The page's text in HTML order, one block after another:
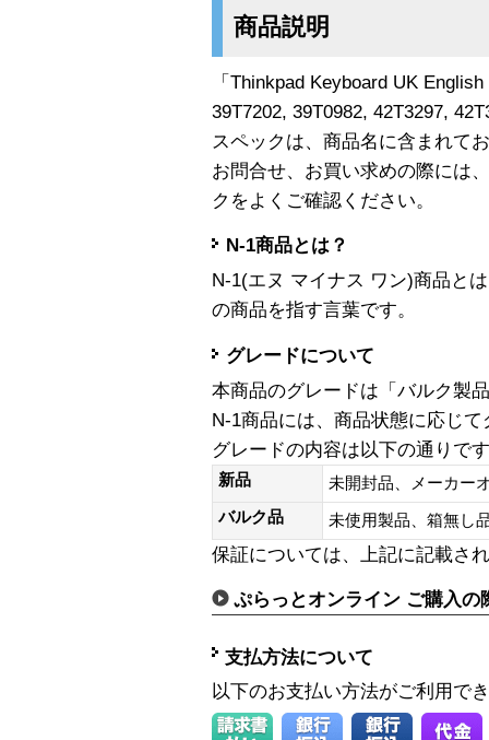
商品説明
「Thinkpad Keyboard UK
39T7202, 39T0982, 42T3297,
スペックは、商品名に含まれて
お問合せ、お買い求めの際には
クをよくご確認ください。
N-1商品とは？
N-1(エヌ マイナス ワン)商品と
の商品を指す言葉です。
グレードについて
本商品のグレードは「バルク製
N-1商品には、商品状態に応じ
グレードの内容は以下の通りで
新品
未開封品、メーカー
バルク品
未使用製品、箱無
保証については、上記に記載さ
ぷらっとオンライン ご購入の
支払方法について
以下のお支払い方法がご利用で